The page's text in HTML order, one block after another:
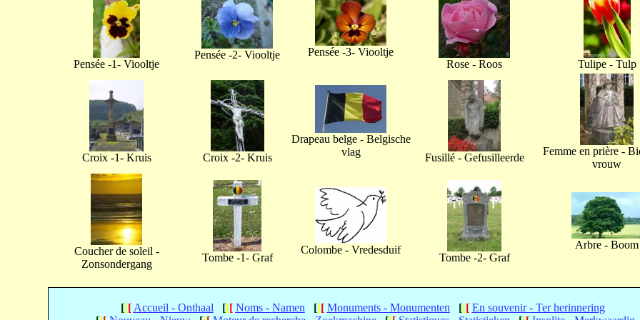
Pensée -1- Viooltje
Pensée -2- Viooltje
Pensée -3- Viooltje
Rose - Roos
Tulipe - Tulp
Croix -1- Kruis Croix -2- Kruis
Drapeau belge - Belgische
vlag
Fusillé - Gefusilleerde
Femme en prière -
vrouw
Coucher de soleil -
Zonsondergang
Tombe -1- Graf
Colombe - Vredesduif
Tombe -2- Graf
Arbre - Boom
[[[ Accueil - Onthaal [[[ Noms - Namen [[[ Monuments - Monumenten [[[ En souvenir - Ter herinnering